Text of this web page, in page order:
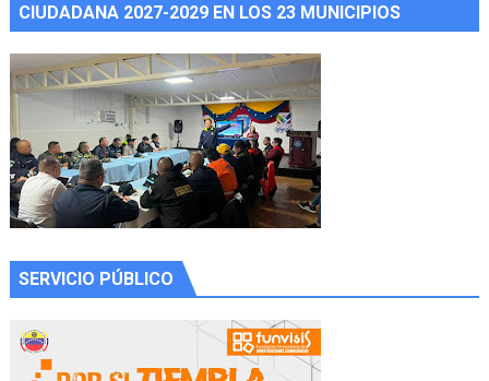
CIUDADANA 2027-2029 EN LOS 23 MUNICIPIOS
SERVICIO PÚBLICO